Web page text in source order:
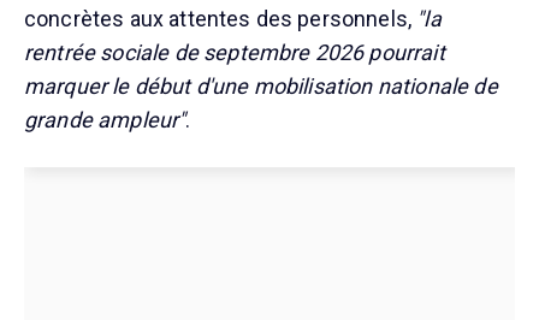
concrètes aux attentes des personnels, "la
rentrée sociale de septembre 2026 pourrait
marquer le début d'une mobilisation nationale de
grande ampleur".